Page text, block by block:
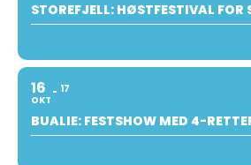
STOREFJELL: HØSTFESTIVAL FOR
16
OKT
17
BUALIE: FESTSHOW MED 4-